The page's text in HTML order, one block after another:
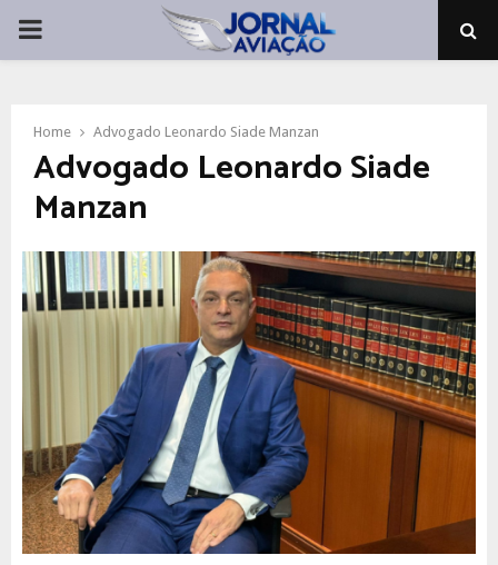
PRIMARY
Home Advogado Leonardo Siade Manzan
Advogado Leonardo Siade
Manzan